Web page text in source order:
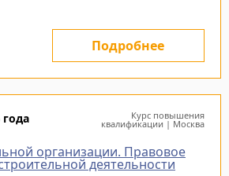
Подробнее
года Курс повышения
квалификации | Москва
организации. Правовое
деятельности